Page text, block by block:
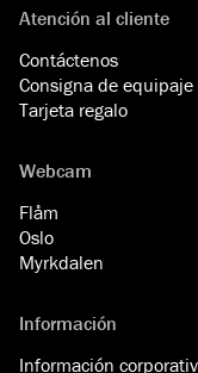
Atención al cliente
Contáctenos
Consigna de equipaje
Tarjeta regalo
Webcam
Flåm
Oslo
Myrkdalen
Información
Información